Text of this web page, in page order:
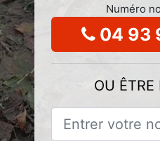
Numéro
04 93
OU ÊTRE